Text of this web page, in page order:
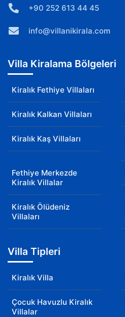
+90 252 613 44 45
info@villanikirala.com
Villa Kiralama Bölgeleri
Kiralık Fethiye Villaları
Kiralık Kalkan Villaları
Kiralık Kaş Villaları
Fethiye Merkezde
Kiralık Villalar
Kiralık Ölüdeniz
Villaları
Villa Tipleri
Kiralık Villa
Çocuk Havuzlu Kiralık
Villalar